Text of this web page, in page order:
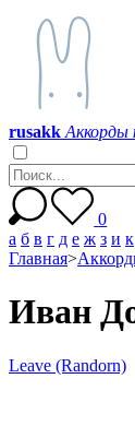
rusakk Аккорды
0
а б в г д е ж з и к
Главная>
Иван
Leave (Randorn)